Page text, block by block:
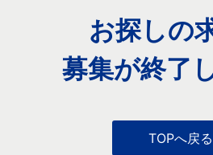
お探しの
募集が終了
TOPへ戻る